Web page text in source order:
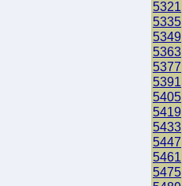
5321
5335
5349
5363
5377
5391
5405
5419
5433
5447
5461
5475